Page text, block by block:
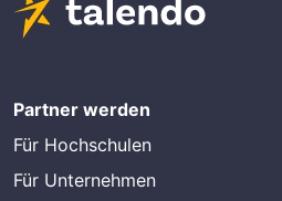
Partner werden
Für Hochschulen
Für Unternehmen